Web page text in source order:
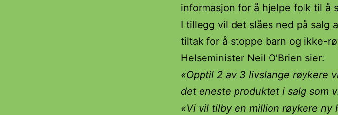
informasjon for å hjelpe folk til å
I tillegg vil det slåes ned på salg
tiltak for å stoppe barn og ikke-
Helseminister Neil O’Brien sier:
«Opptil 2 av 3 livslange røykere
det eneste produktet i salg som
«Vi vil tilby en million røykere ny